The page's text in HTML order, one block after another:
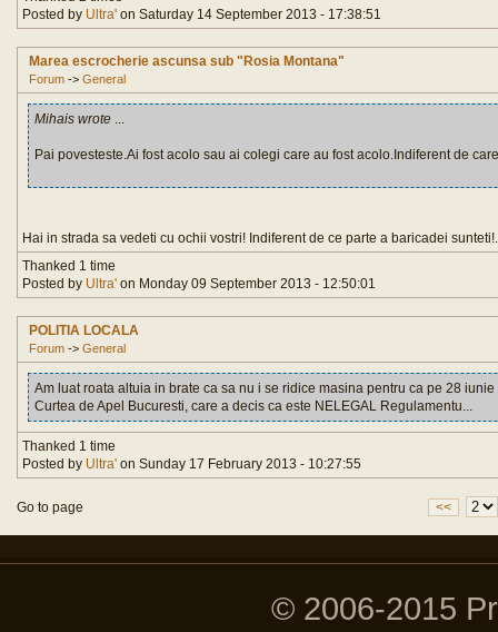
Posted by Ultra' on Saturday 14 September 2013 - 17:38:51
Marea escrocherie ascunsa sub "Rosia Montana"
Forum -> General
Mihais wrote ...
Pai povesteste.Ai fost acolo sau ai colegi care au fost acolo.Indiferent de
Hai in strada sa vedeti cu ochii vostri! Indiferent de ce parte a baricadei
Thanked 1 time
Posted by Ultra' on Monday 09 September 2013 - 12:50:01
POLITIA LOCALA
Forum -> General
Am luat roata altuia in brate ca sa nu i se ridice masina pentru ca pe 28
Curtea de Apel Bucuresti, care a decis ca este NELEGAL Regulamentu...
Thanked 1 time
Posted by Ultra' on Sunday 17 February 2013 - 10:27:55
Go to page <<
© 2006-2015